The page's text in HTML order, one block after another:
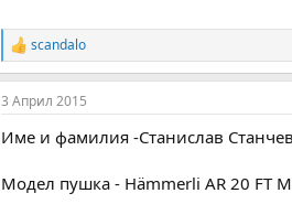
R
e
a
c
i
n
s
scandalo
3 Април 2015
Име и фамилия -Станислав
Модел пушка - Hämmerli AR 20 FT